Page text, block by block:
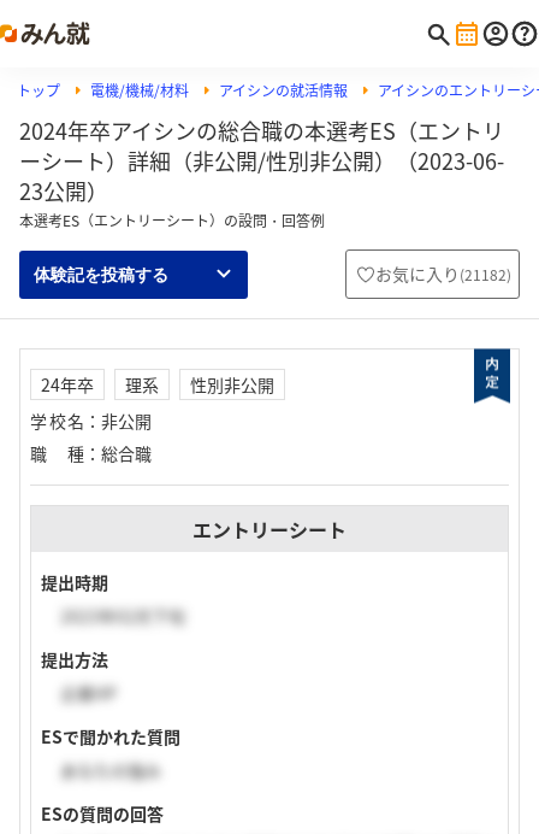
トップ 電機/機械/材料 アイシンの就活情報 アイシンのエントリー
2024年卒アイシンの総合職の本選考ES（エントリ
ーシート）詳細（非公開/性別非公開）（2023-06-
23公開）
本選考ES（エントリーシート）の設問・回答例
体験記を投稿する お気に入り (21182)
24年卒 理系
性別非公開
学校名 ： 非公開
職種 ： 総合職
エントリーシート
提出時期
2023年02月下旬
提出方法
企業HP
ESで聞かれた質問
あなたの強み
ESの質問の回答